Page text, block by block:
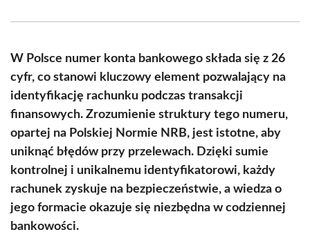
(Twitter)
W Polsce numer konta bankowego składa się z 26
cyfr, co stanowi kluczowy element pozwalający na
identyfikację rachunku podczas transakcji
finansowych. Zrozumienie struktury tego numeru,
opartej na Polskiej Normie NRB, jest istotne, aby
uniknąć błędów przy przelewach. Dzięki sumie
kontrolnej i unikalnemu identyfikatorowi, każdy
rachunek zyskuje na bezpieczeństwie, a wiedza o
jego formacie okazuje się niezbędna w codziennej
bankowości.